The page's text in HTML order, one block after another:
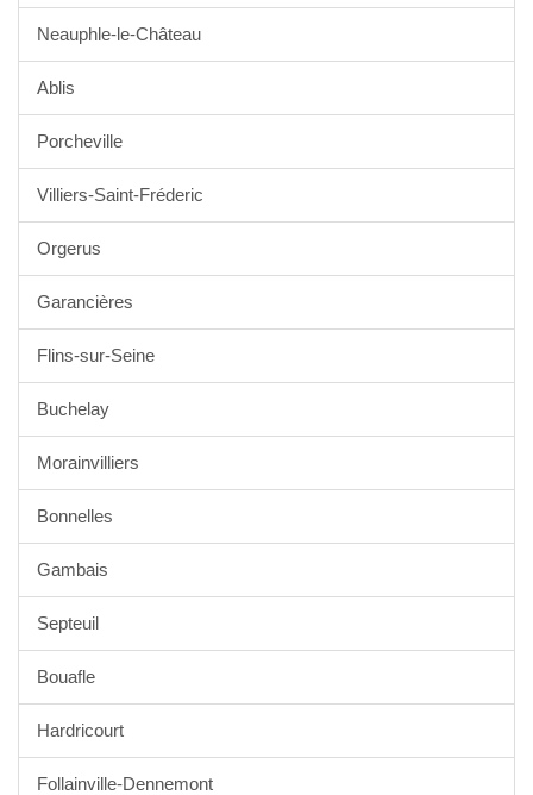
Neauphle-le-Château
Ablis
Porcheville
Villiers-Saint-Fréderic
Orgerus
Garancières
Flins-sur-Seine
Buchelay
Morainvilliers
Bonnelles
Gambais
Septeuil
Bouafle
Hardricourt
Follainville-Dennemont